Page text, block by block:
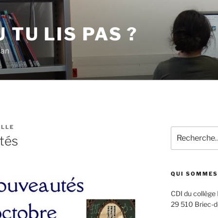
TU LIS PAS ?
pour
:
QUI
CDI du
29 510 Briec-